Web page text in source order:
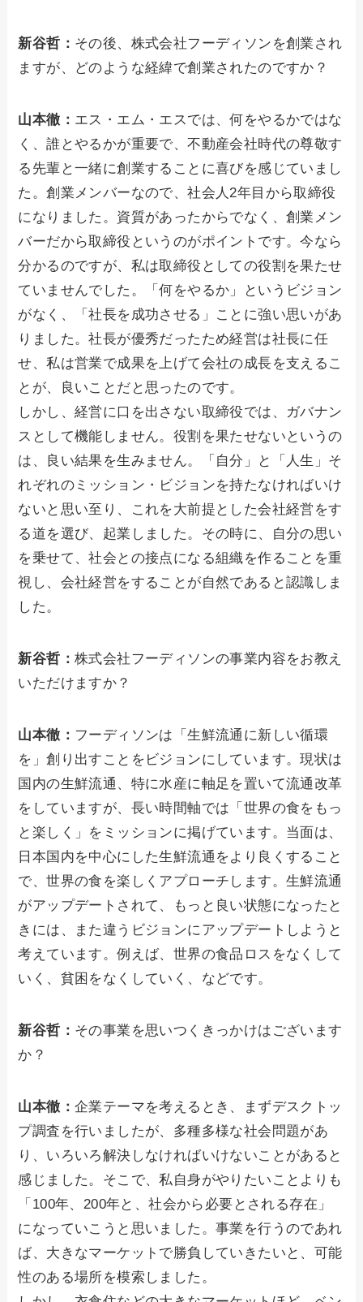
新谷哲： その後、株式会社フーディソンを創業され
ますが、どのような経緯で創業されたのですか？
山本徹： エス・エム・エスでは、何をやるかではな
く、誰とやるかが重要で、不動産会社時代の尊敬す
る先輩と一緒に創業することに喜びを感じていまし
た。創業メンバーなので、社会人2年目から取締役
になりました。資質があったからでなく、創業メン
バーだから取締役というのがポイントです。今なら
分かるのですが、私は取締役としての役割を果たせ
ていませんでした。「何をやるか」というビジョン
がなく、「社長を成功させる」ことに強い思いがあ
りました。社長が優秀だったため経営は社長に任
せ、私は営業で成果を上げて会社の成長を支えるこ
とが、良いことだと思ったのです。
しかし、経営に口を出さない取締役では、ガバナン
スとして機能しません。役割を果たせないというの
は、良い結果を生みません。「自分」と「人生」そ
れぞれのミッション・ビジョンを持たなければいけ
ないと思い至り、これを大前提とした会社経営をす
る道を選び、起業しました。その時に、自分の思い
を乗せて、社会との接点になる組織を作ることを重
視し、会社経営をすることが自然であると認識しま
した。
新谷哲：株式会社フーディソンの事業内容をお教え
いただけますか？
山本徹： フーディソンは「生鮮流通に新しい循環
を」創り出すことをビジョンにしています。現状は
国内の生鮮流通、特に水産に軸足を置いて流通改革
をしていますが、長い時間軸では「世界の食をもっ
と楽しく」をミッションに掲げています。当面は、
日本国内を中心にした生鮮流通をより良くすること
で、世界の食を楽しくアプローチします。生鮮流通
がアップデートされて、もっと良い状態になったと
きには、また違うビジョンにアップデートしようと
考えています。例えば、世界の食品ロスをなくして
いく、貧困をなくしていく、などです。
新谷哲： その事業を思いつくきっかけはございます
か？
山本徹：企業テーマを考えるとき、まずデスクトッ
プ調査を行いましたが、多種多様な社会問題があ
り、いろいろ解決しなければいけないことがあると
感じました。そこで、私自身がやりたいことよりも
「100年、200年と、社会から必要とされる存在」
になっていこうと思いました。事業を行うのであれ
ば、大きなマーケットで勝負していきたいと、可能
性のある場所を模索しました。